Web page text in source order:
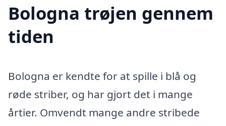
Bologna trøjen gennem
tiden
Bologna er kendte for at spille i blå og
røde striber, og har gjort det i mange
årtier. Omvendt mange andre stribede